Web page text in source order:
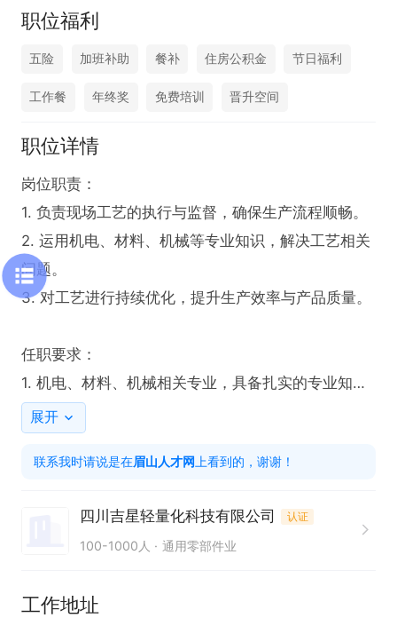
职位福利
五险 加班补助 餐补 住房公积金 节日福利
工作餐 年终奖 免费培训 晋升空间
职位详情
岗位职责：
1. 负责现场工艺的执行与监督，确保生产流程顺畅。
2. 运用机电、材料、机械等专业知识，解决工艺相关
问题。
3. 对工艺进行持续优化，提升生产效率与产品质量。
任职要求：
1. 机电、材料、机械相关专业，具备扎实的专业知
识。
2. 熟练掌握工艺技术，能够独立完成工艺任务。
3. 具备良好的问题解决能力和沟通协调能力。
福利待遇：
- 五险、住房公积金、加班补助、餐补、节日福利、
展开
联系我时请说是在眉山人才网 上看到的，谢谢！
四川吉星轻量化科技有限公司 认证
100-1000人 通用零部件业
工作地址